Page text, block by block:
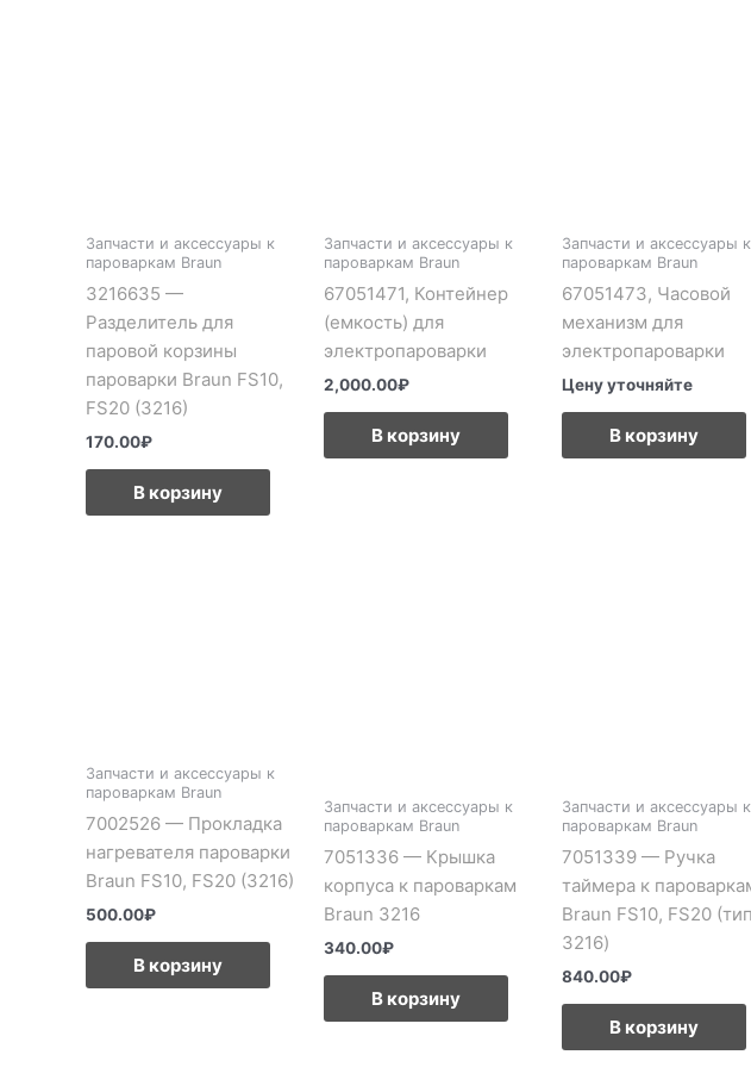
Запчасти и аксессуары к
пароваркам Braun
3216635 —
Разделитель для
паровой корзины
пароварки Braun FS10,
FS20 (3216)
170.00₽
В корзину
Запчасти и аксессуары к
пароваркам Braun
67051471, Контейнер
(емкость) для
электропароварки
2,000.00₽
В корзину
Запчасти и аксессуары к
пароваркам Braun
67051473, Часовой
механизм для
электропароварки
Цену уточняйте
В корзину
Запчасти и аксессуары к
пароваркам Braun
7002526 — Прокладка
нагревателя пароварки
Braun FS10, FS20 (3216)
500.00₽
В корзину
Запчасти и аксессуары к
пароваркам Braun
7051336 — Крышка
корпуса к пароваркам
Braun 3216
340.00₽
В корзину
Запчасти и аксессуары к
пароваркам Braun
7051339 — Ручка
таймера к
Braun FS10, FS20 (тип
3216)
840.00₽
В корзину